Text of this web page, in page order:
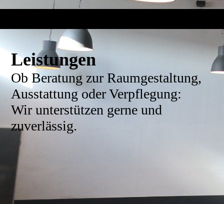
Leistungen
Ob Beratung zur Raumgestaltung,
Ausstattung oder Verpflegung:
Wir unterstützen gerne und
zuverlässig.